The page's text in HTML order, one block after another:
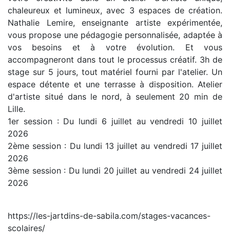
chaleureux et lumineux, avec 3 espaces de création.
Nathalie Lemire, enseignante artiste expérimentée,
vous propose une pédagogie personnalisée, adaptée à
vos besoins et à votre évolution. Et vous
accompagneront dans tout le processus créatif. 3h de
stage sur 5 jours, tout matériel fourni par l'atelier. Un
espace détente et une terrasse à disposition. Atelier
d'artiste situé dans le nord, à seulement 20 min de
Lille.
1er session : Du lundi 6 juillet au vendredi 10 juillet
2026
2ème session : Du lundi 13 juillet au vendredi 17 juillet
2026
3ème session : Du lundi 20 juillet au vendredi 24 juillet
2026
https://les-jartdins-de-sabila.com/stages-vacances-
scolaires/